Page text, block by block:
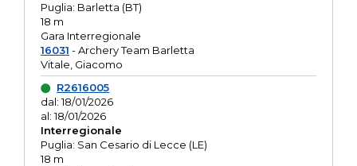
Puglia: Barletta (BT)
18 m
Gara Interregionale
16031 - Archery Team Barletta
Vitale, Giacomo
R2616005
dal: 18/01/2026
al: 18/01/2026
Interregionale
Puglia: San Cesario di Lecce (LE)
18 m